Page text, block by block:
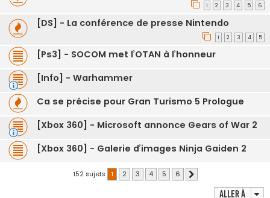
1 2 3 4 5 6
[DS] - La conférence de presse Nintendo
1 2 3 4 5
[Ps3] - SOCOM met l’OTAN à l’honneur
[Info] - Warhammer
Ca se précise pour Gran Turismo 5 Prologue
[Xbox 360] - Microsoft annonce Gears of War 2
[Xbox 360] - Galerie d’images Ninja Gaiden 2
152 sujets 1 2 3 4 5 6
Aller à